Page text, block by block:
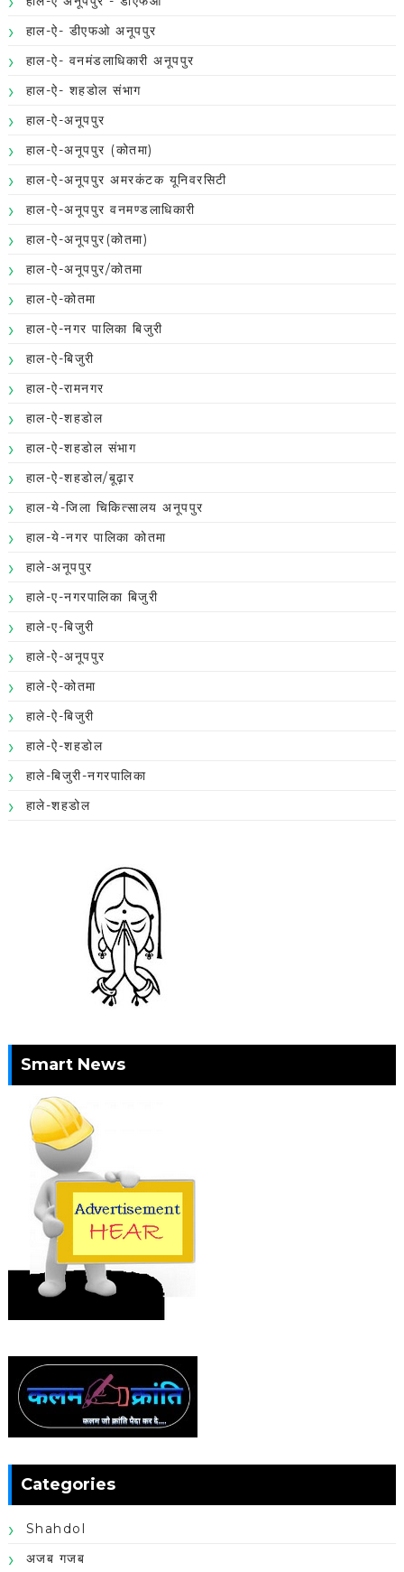
हाल-ऐ- डीएफओ अनूपपुर
हाल-ऐ- वनमंडलाधिकारी अनूपपुर
हाल-ऐ- शहडोल संभाग
हाल-ऐ-अनूपपुर
हाल-ऐ-अनूपपुर (कोतमा)
हाल-ऐ-अनूपपुर अमरकंटक यूनिवरसिटी
हाल-ऐ-अनूपपुर वनमण्डलाधिकारी
हाल-ऐ-अनूपपुर(कोतमा)
हाल-ऐ-अनूपपुर/कोतमा
हाल-ऐ-कोतमा
हाल-ऐ-नगर पालिका बिजुरी
हाल-ऐ-बिजुरी
हाल-ऐ-रामनगर
हाल-ऐ-शहडोल
हाल-ऐ-शहडोल संभाग
हाल-ऐ-शहडोल/बूढ़ार
हाल-ये-जिला चिकित्सालय अनूपपुर
हाल-ये-नगर पालिका कोतमा
हाले-अनूपपुर
हाले-ए-नगरपालिका बिजुरी
हाले-ए-बिजुरी
हाले-ऐ-अनूपपुर
हाले-ऐ-कोतमा
हाले-ऐ-बिजुरी
हाले-ऐ-शहडोल
हाले-बिजुरी-नगरपालिका
हाले-शहडोल
Smart News
Categories
Shahdol
अजब गजब